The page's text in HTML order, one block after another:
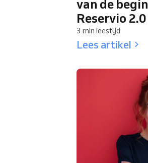
van de
Reservio 2.0
3 min leestijd
Lees artikel